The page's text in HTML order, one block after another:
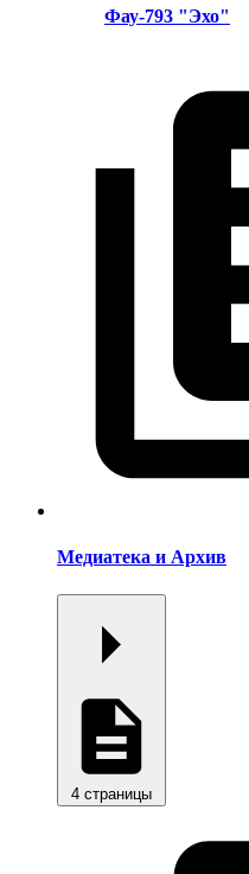
Фау-793 "Эхо"
Медиатека и Архив
4 страницы